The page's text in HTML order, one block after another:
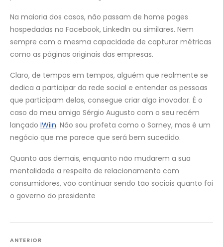
Na maioria dos casos, não passam de home pages
hospedadas no Facebook, LinkedIn ou similares. Nem
sempre com a mesma capacidade de capturar métricas
como as páginas originais das empresas.
Claro, de tempos em tempos, alguém que realmente se
dedica a participar da rede social e entender as pessoas
que participam delas, consegue criar algo inovador. É o
caso do meu amigo Sérgio Augusto com o seu recém
lançado IWiin. Não sou profeta como o Sarney, mas é um
negócio que me parece que será bem sucedido.
Quanto aos demais, enquanto não mudarem a sua
mentalidade a respeito de relacionamento com
consumidores, vão continuar sendo tão sociais quanto foi
o governo do presidente
Navegação
ANTERIOR